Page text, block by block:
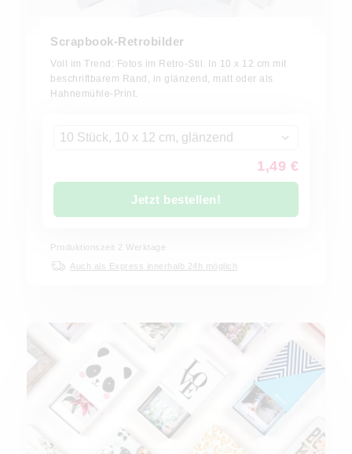
Scrapbook-Retrobilder
Voll im Trend: Fotos im Retro-Stil. In 10 x 12 cm mit
beschriftbarem Rand, in glänzend, matt oder als
Hahnemühle-Print.
10 Stück, 10 x 12 cm, glänzend
1,49 €
Jetzt bestellen!
Produktionszeit 2 Werktage
Auch als Express innerhalb 24h möglich